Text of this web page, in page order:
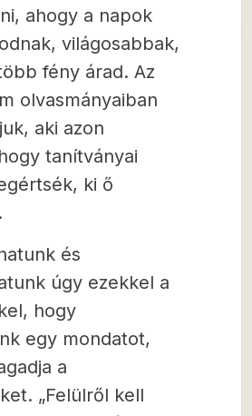
ahogy a napok
világosabbak,
fény árad. Az
olvasmányaiban
aki azon
tanítványai
ki ő
és
úgy ezekkel a
hogy
egy mondatot,
a
„Felülről kell